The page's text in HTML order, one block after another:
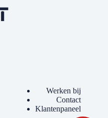
Werken bij
Contact
Klantenpaneel